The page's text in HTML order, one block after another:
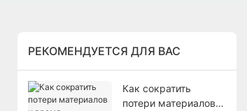
РЕКОМЕНДУЕТСЯ ДЛЯ ВАС
Как сократить
потери материалов и